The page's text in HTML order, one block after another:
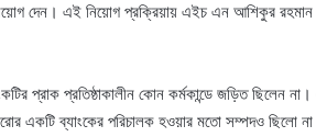
দেন। এই নিয়োগ প্রক্রিয়ায় এইচ এন আশিকুর রহমান
প্রাক প্রতিষ্ঠাকালীন কোন কর্মকান্ডে জড়িত ছিলেন
একটি ব্যাংকের পরিচালক হওয়ার মতো সম্পদও ছিলো